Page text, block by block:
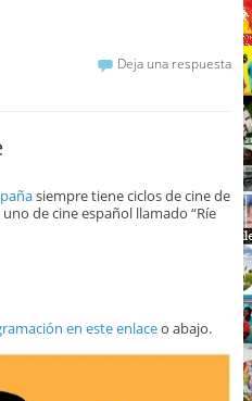
Deja una respuesta
siempre tiene ciclos de cine de
de cine español llamado “Ríe
en este enlaceo abajo.